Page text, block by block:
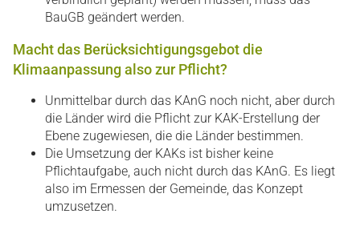
BauGB geändert werden.
Macht das Berücksichtigungsgebot die
Klimaanpassung also zur Pflicht?
Unmittelbar durch das KAnG noch nicht, aber durch
die Länder wird die Pflicht zur KAK-Erstellung der
Ebene zugewiesen, die die Länder bestimmen.
Die Umsetzung der KAKs ist bisher keine
Pflichtaufgabe, auch nicht durch das KAnG. Es liegt
also im Ermessen der Gemeinde, das Konzept
umzusetzen.